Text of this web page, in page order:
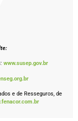
www.susep.gov.br
e de Resseguros, de